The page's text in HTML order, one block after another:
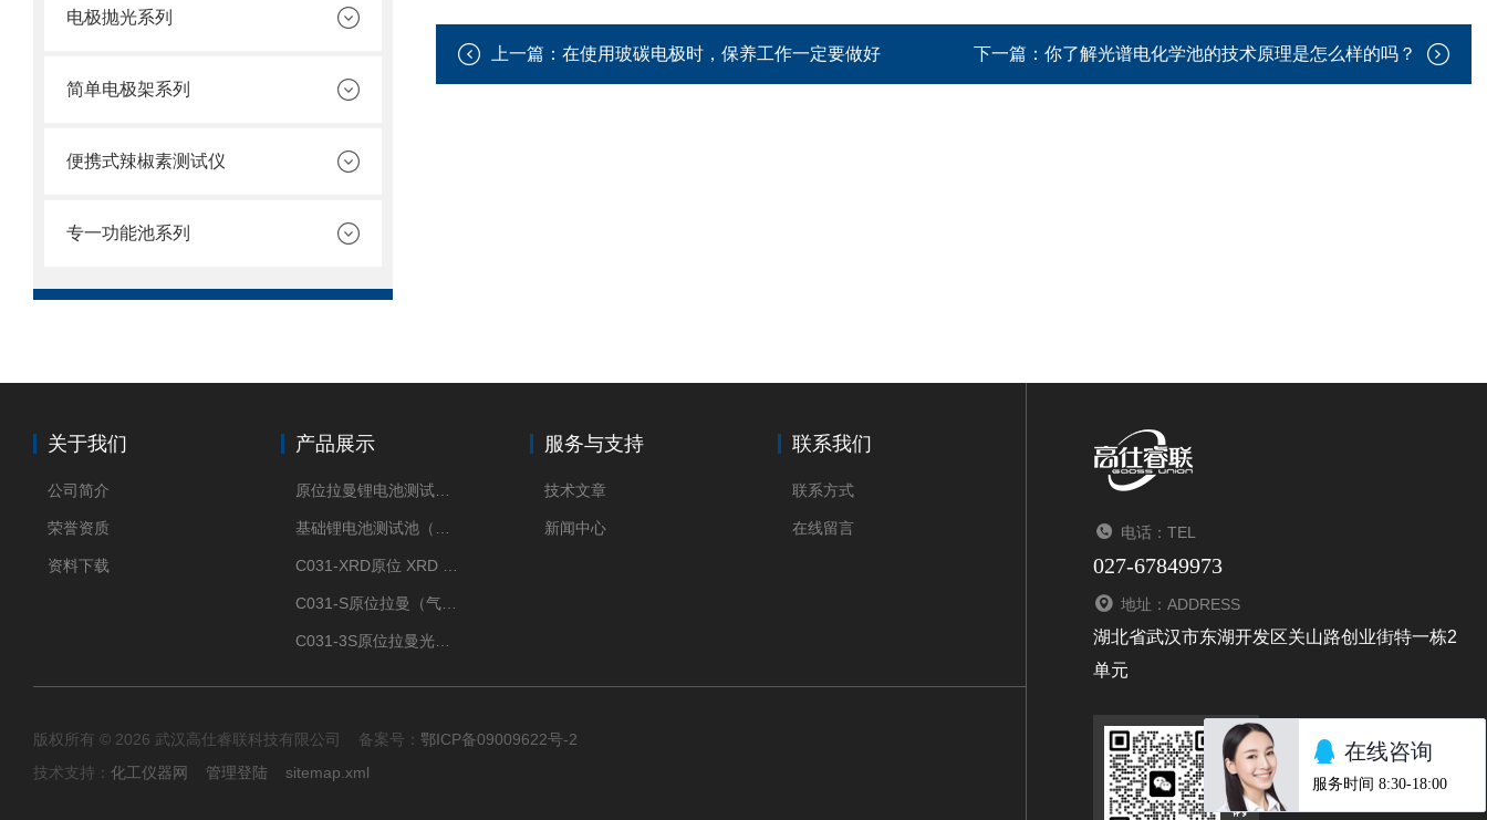
电极抛光系列
简单电极架系列
便携式辣椒素测试仪
专一功能池系列
上一篇： 在使用玻碳电极时，保养工作一定要做好 下一篇： 你了解光谱电化学池的技术原理是怎么样的吗？
关于我们
公司简介
荣誉资质
资料下载
产品展示 服务与支持
技术文章
新闻中心
联系我们
联系方式
在线留言
版权所有 © 2026 武汉高仕睿联科技有限公司 备案号： 鄂ICP备09009622号-2
技术支持： 化工仪器网 管理登陆 sitemap.xml
电话：TEL
027-67849973
地址：ADDRESS
湖北省武汉市东湖开发区关山路创业街特一栋2
单元
扫码关注我们